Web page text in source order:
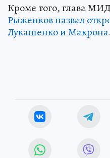
Кроме того, глава
Рыженков назвал
Лукашенко и Макрона.